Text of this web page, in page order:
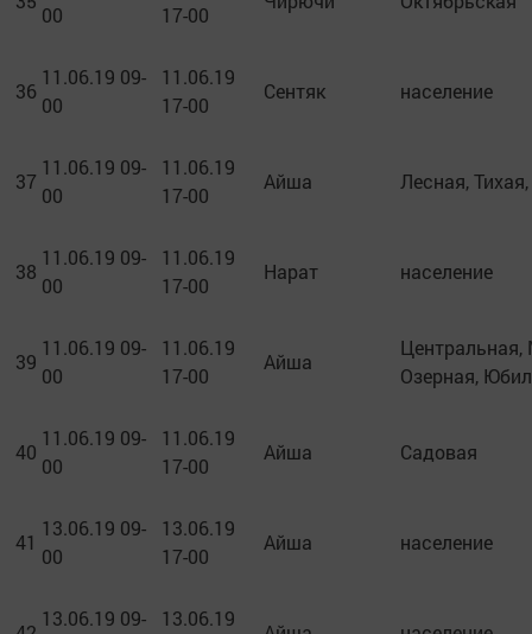
00
17-00
36
11.06.19 09-
00
11.06.19
17-00
Сентяк население
37
11.06.19 09-
00
11.06.19
17-00
Айша Лесная,
38
11.06.19 09-
00
11.06.19
17-00
Нарат население
39
11.06.19 09-
00
11.06.19
17-00
Айша
Озерная,
40
11.06.19 09-
00
11.06.19
17-00
Айша Садовая
41
13.06.19 09-
00
13.06.19
17-00
Айша население
13.06.19 09-
13.06.19